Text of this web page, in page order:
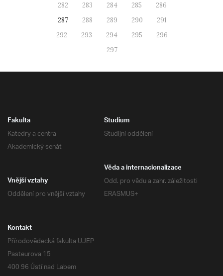
282
283 284 285
286
287
288 289 290
291
292
293 294 295
296
297
Fakulta
Katedry a centra
Akademický senát
Studium
Studijní oddělení
Věda a internacionalizace
Odd. pro vědu a zahr. záležitosti
ERASMUS+
Vnější vztahy
Oddělení pro vnější vztahy
Kontakt
Přírodovědecká fakulta UJEP
Pasteurova 15
400 96 Ústí nad Labem